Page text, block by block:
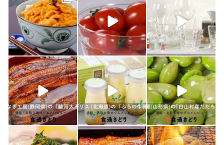
4月 25 2月 14 2月 13
shokutuu_kidori
1月 26
shokutuu_kidori
1月 24
shokutuu_kidori
1月 23
shokutuu_kidori shokutuu_kidori shokutuu_kidori